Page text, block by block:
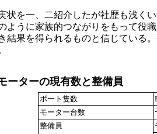
状を一、二紹介したが社歴も浅く
ように家族的つながりをもって役
結果を得られるものと信じている
ーターの現有数と整備員
ボート隻数
モーター台数
整備員